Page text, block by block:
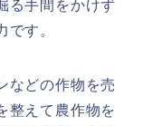
る手間をかけず
す。
などの作物を売
整えて農作物を